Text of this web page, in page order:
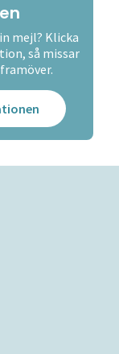
mejl? Klicka
så missar